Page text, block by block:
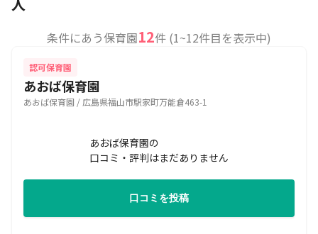
条件にあう保育園12件 (1~12件目を表示中)
認可保育園
あおば保育園
あおば保育園 / 広島県福山市駅家町万能倉463-1
あおば保育園の
口コミ・評判はまだありません
口コミを投稿